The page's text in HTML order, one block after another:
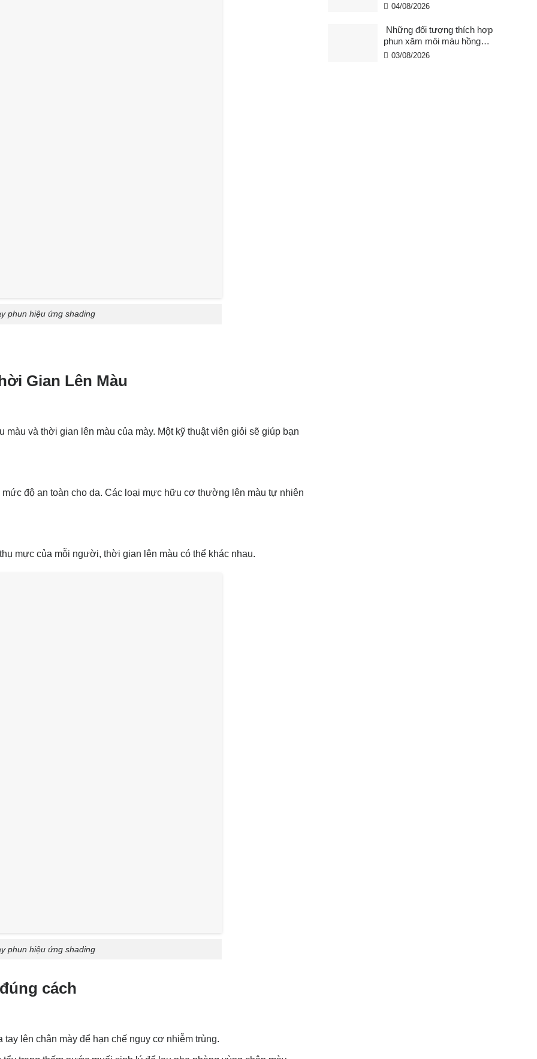
phun hiệu ứng shading
Gian Lên Màu
và thời gian lên màu của mày. Một kỹ thuật viên giỏi sẽ giúp bạn
độ an toàn cho da. Các loại mực hữu cơ thường lên màu tự nhiên
mực của mỗi người, thời gian lên màu có thể khác nhau.
phun hiệu ứng shading
cách
tay lên chân mày để hạn chế nguy cơ nhiễm trùng.
04/08/2026
Những đối tượng thích hợp
phun xăm môi màu hồng
cam san hô?
03/08/2026